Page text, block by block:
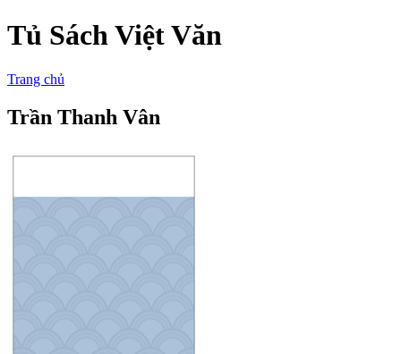
Tủ Sách Việt Văn
Trang chủ
Trần Thanh Vân